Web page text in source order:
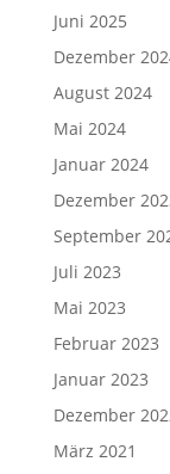
Juni 2025
Dezember
August 2024
Mai 2024
Januar 2024
Dezember
September
Juli 2023
Mai 2023
Februar 2023
Januar 2023
Dezember
März 2021